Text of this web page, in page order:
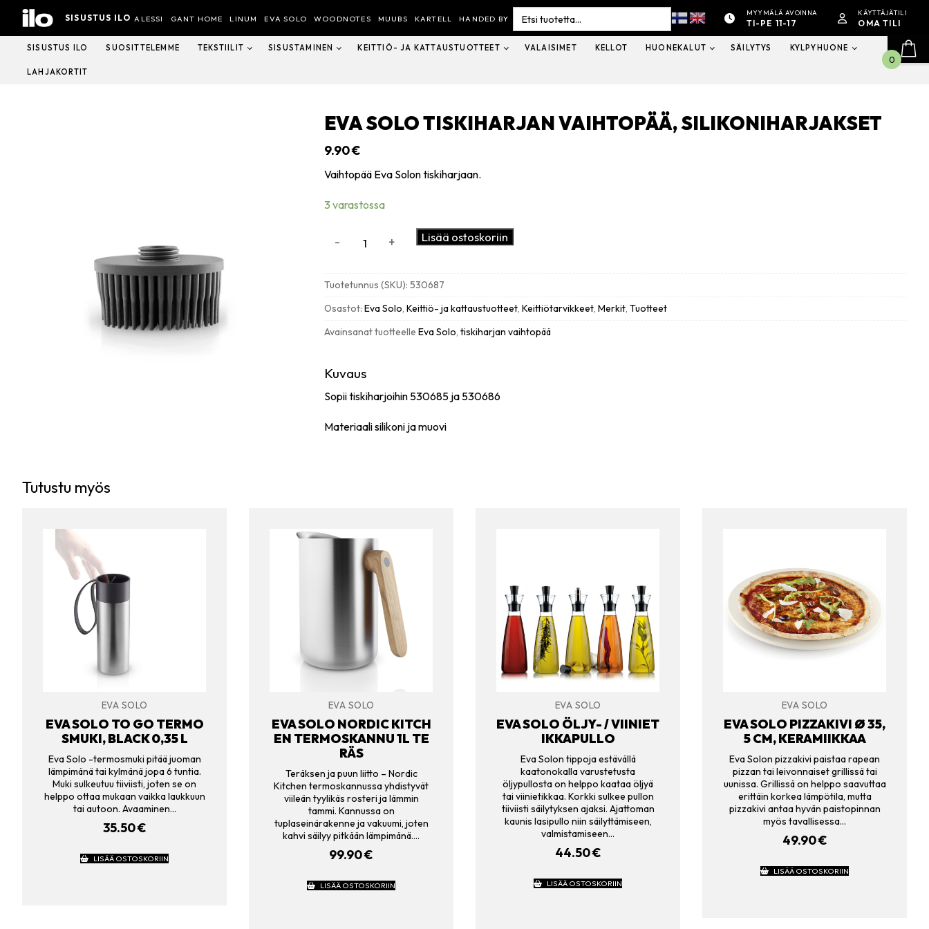
Hyppää
sisältöön
SISUSTUS ILO ALESSI GANT HOME LINUM EVA SOLO WOODNOTES MUUBS KARTELL HANDED BY
Search
for:
MYYMÄLÄ AVOINNA
TI-PE 11-17
KÄYTTÄJÄTILI
OMA TILI
SISUSTUS ILO SUOSITTELEMME TEKSTIILIT SISUSTAMINEN KEITTIÖ- JA KATTAUSTUOTTEET VALAISIMET KELLOT HUONEKALUT SÄILYTYS KYLPYHUONE
LAHJAKORTIT
EVA SOLO TISKIHARJAN VAIHTOPÄÄ, SILIKONIHARJAKSET
9.90€
Vaihtopää Eva Solon tiskiharjaan.
3 varastossa
silikoniharjakset
määrä
- + Lisää ostoskoriin
Tuotetunnus (SKU):530687
Osastot:Eva Solo,Keittiö- ja kattaustuotteet,Keittiötarvikkeet,Merkit,Tuotteet
Avainsanat tuotteelleEva Solo,tiskiharjan vaihtopää
Kuvaus
Sopii tiskiharjoihin 530685 ja 530686
Materiaali silikoni ja muovi
Tutustu myös
EVA SOLO
EVA SOLO TO GO TERMO
SMUKI, BLACK 0,35 L
Eva Solo -termosmuki pitää juoman
lämpimänä tai kylmänä jopa 6 tuntia.
Muki sulkeutuu tiiviisti, joten se on
helppo ottaa mukaan vaikka laukkuun
tai autoon. Avaaminen…
35.50€
LISÄÄ OSTOSKORIIN
EVA SOLO
EVA SOLO NORDIC KITCH
EN TERMOSKANNU 1L TE
RÄS
Teräksen ja puun liitto – Nordic
Kitchen termoskannussa yhdistyvät
viileän tyylikäs rosteri ja lämmin
tammi. Kannussa on
tuplaseinärakenne ja vakuumi, joten
kahvi säilyy pitkään lämpimänä.…
99.90€
LISÄÄ OSTOSKORIIN
EVA SOLO
EVA SOLO ÖLJY- / VIINIET
IKKAPULLO
Eva Solon tippoja estävällä
kaatonokalla varustetusta
öljypullosta on helppo kaataa öljyä
tai viinietikkaa. Korkki sulkee pullon
tiiviisti säilytyksen ajaksi. Ajattoman
kaunis lasipullo niin säilyttämiseen,
valmistamiseen…
44.50€
LISÄÄ OSTOSKORIIN
EVA SOLO
EVA SOLO PIZZAKIVI Ø 35,
5 CM, KERAMIIKKAA
Eva Solon pizzakivi paistaa rapean
pizzan tai leivonnaiset grillissä tai
uunissa. Grillissä on helppo saavuttaa
erittäin korkea lämpötila, mutta
pizzakivi antaa hyvän paistopinnan
myös tavallisessa…
49.90€
LISÄÄ OSTOSKORIIN
0